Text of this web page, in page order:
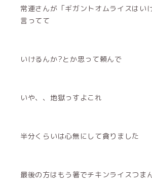
常連さんが「ギガントオムライスはい
言ってて
いけるんか?とか思って頼んで
いや、、地獄っすよこれ
半分くらいは心無にして貪りました
最後の方はもう箸でチキンライスつま